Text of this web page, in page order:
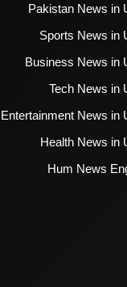
Pakistan News in
Sports News in
Business News in
Tech News in
Entertainment News in
Health News in
Hum News